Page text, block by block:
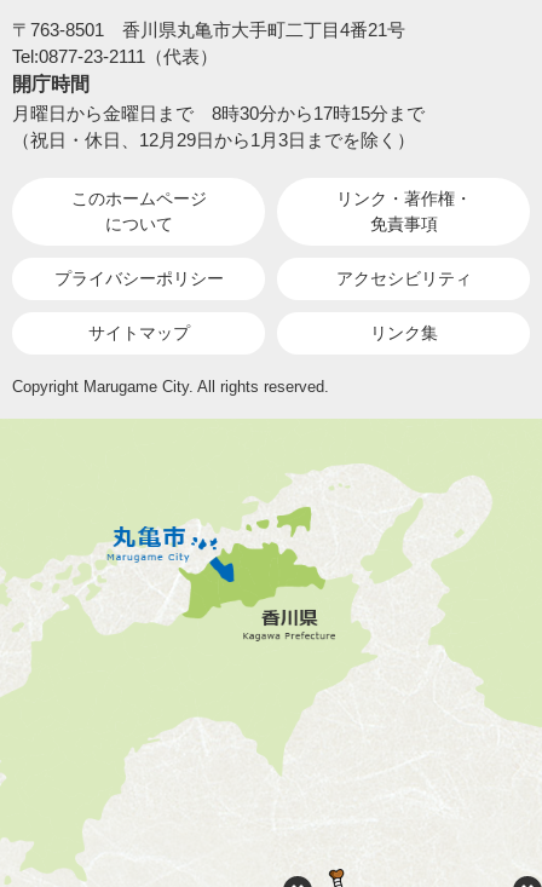
〒763-8501 香川県丸亀市大手町二丁目4番21号
Tel:0877-23-2111（代表）
開庁時間
月曜日から金曜日まで 8時30分から17時15分まで
（祝日・休日、12月29日から1月3日までを除く）
このホームページ
について
リンク・著作権・
免責事項
プライバシーポリシー アクセシビリティ
サイトマップ リンク集
Copyright Marugame City. All rights reserved.